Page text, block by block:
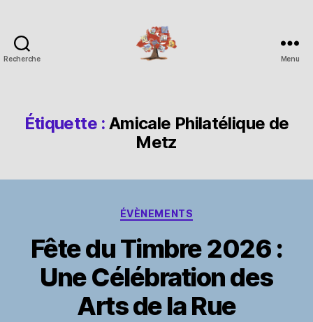
Recherche Menu
Étiquette : Amicale Philatélique de
Metz
Catégories
ÉVÈNEMENTS
Fête du Timbre 2026 :
Une Célébration des
Arts de la Rue